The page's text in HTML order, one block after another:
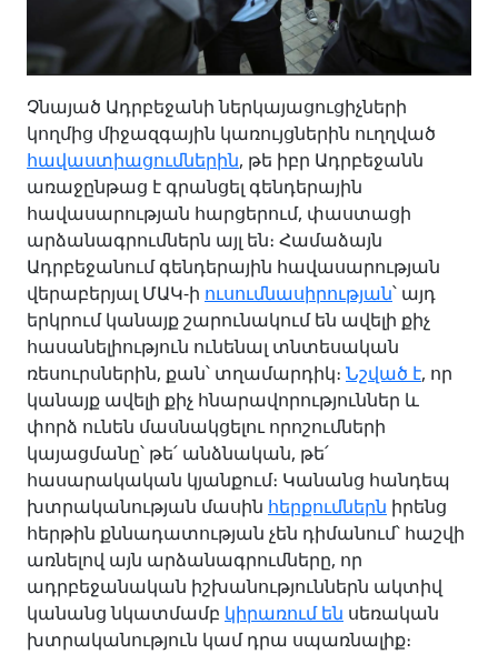
Չնայած Ադրբեջանի ներկայացուցիչների
կողմից միջազգային կառույցներին ուղղված
հավաստիացումներին, թե իբր Ադրբեջանն
առաջընթաց է գրանցել գենդերային
հավասարության հարցերում, փաստացի
արձանագրումներն այլ են։ Համաձայն
Ադրբեջանում գենդերային հավասարության
վերաբերյալ ՄԱԿ-ի ուսումնասիրության՝ այդ
երկրում կանայք շարունակում են ավելի քիչ
հասանելիություն ունենալ տնտեսական
ռեսուրսներին, քան՝ տղամարդիկ։ Նշված է, որ
կանայք ավելի քիչ հնարավորություններ և
փորձ ունեն մասնակցելու որոշումների
կայացմանը՝ թե՛ անձնական, թե՛
հասարակական կյանքում։ Կանանց հանդեպ
խտրականության մասին հերքումներն իրենց
հերթին քննադատության չեն դիմանում՝ հաշվի
առնելով այն արձանագրումները, որ
ադրբեջանական իշխանություններն ակտիվ
կանանց նկատմամբ կիրառում են սեռական
խտրականություն կամ դրա սպառնալիք։